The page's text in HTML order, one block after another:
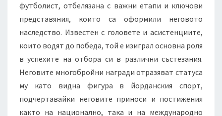
футболист, отбелязана с важни етапи и ключови
представяния, които са оформили неговото
наследство. Известен с головете и асистенциите,
които водят до победа, той е изиграл основна роля
в успехите на отбора си в различни състезания.
Неговите многобройни награди отразяват статуса
му като видна фигура в йорданския спорт,
подчертавайки неговите приноси и постижения
както на национално, така и на международно